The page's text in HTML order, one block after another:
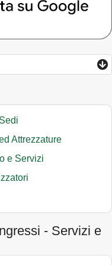
Attrezzature
e Servizi
- Servizi e